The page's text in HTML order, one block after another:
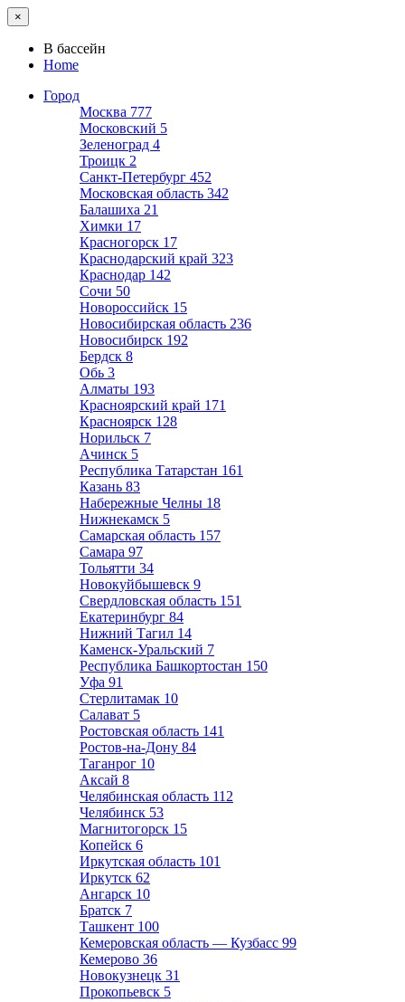
×
В бассейн
Home
Город
Москва 777
Московский 5
Зеленоград 4
Троицк 2
Санкт-Петербург 452
Московская область 342
Балашиха 21
Химки 17
Красногорск 17
Краснодарский край 323
Краснодар 142
Сочи 50
Новороссийск 15
Новосибирская область 236
Новосибирск 192
Бердск 8
Обь 3
Алматы 193
Красноярский край 171
Красноярск 128
Норильск 7
Ачинск 5
Республика Татарстан 161
Казань 83
Набережные Челны 18
Нижнекамск 5
Самарская область 157
Самара 97
Тольятти 34
Новокуйбышевск 9
Свердловская область 151
Екатеринбург 84
Нижний Тагил 14
Каменск-Уральский 7
Республика Башкортостан 150
Уфа 91
Стерлитамак 10
Салават 5
Ростовская область 141
Ростов-на-Дону 84
Таганрог 10
Аксай 8
Челябинская область 112
Челябинск 53
Магнитогорск 15
Копейск 6
Иркутская область 101
Иркутск 62
Ангарск 10
Братск 7
Ташкент 100
Кемеровская область — Кузбасс 99
Кемерово 36
Новокузнецк 31
Прокопьевск 5